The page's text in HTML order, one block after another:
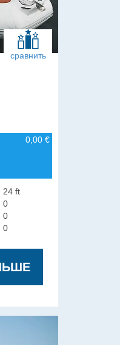
сравнить
0,00 €
24 ft
0
0
0